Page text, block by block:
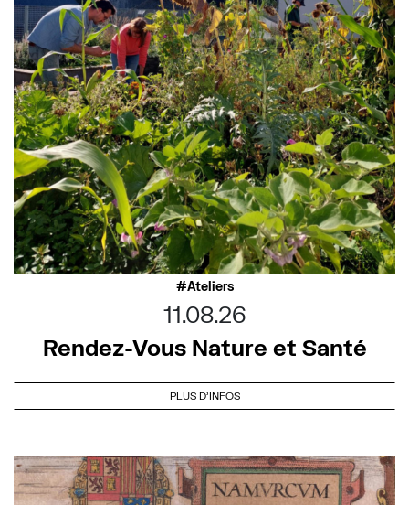
Ateliers
11.08.26
Rendez-Vous Nature et Santé
PLUS D'INFOS